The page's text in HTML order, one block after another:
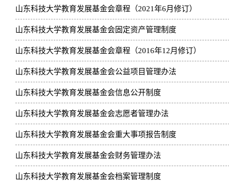
山东科技大学教育发展基金会章程（2021年6月修订）
山东科技大学教育发展基金会固定资产管理制度
山东科技大学教育发展基金会章程（2016年12月修订）
山东科技大学教育发展基金会公益项目管理办法
山东科技大学教育发展基金会信息公开制度
山东科技大学教育发展基金会志愿者管理办法
山东科技大学教育发展基金会重大事项报告制度
山东科技大学教育发展基金会财务管理办法
山东科技大学教育发展基金会档案管理制度